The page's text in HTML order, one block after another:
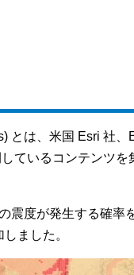
とは、米国 Esri 社
ているコンテンツを
震度が発生する確率
ました。